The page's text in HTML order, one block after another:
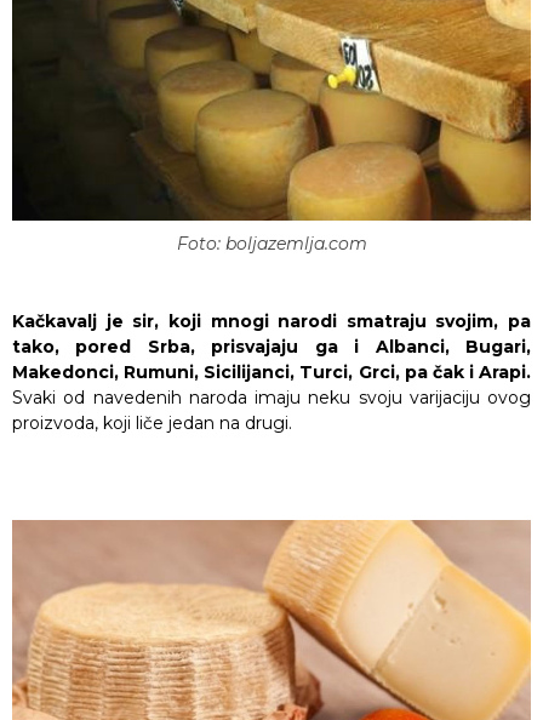
Foto: boljazemlja.com
Kačkavalj je sir, koji mnogi narodi smatraju svojim, pa
tako, pored Srba, prisvajaju ga i Albanci, Bugari,
Makedonci, Rumuni, Sicilijanci, Turci, Grci, pa čak i Arapi.
Svaki od navedenih naroda imaju neku svoju varijaciju ovog
proizvoda, koji liče jedan na drugi.